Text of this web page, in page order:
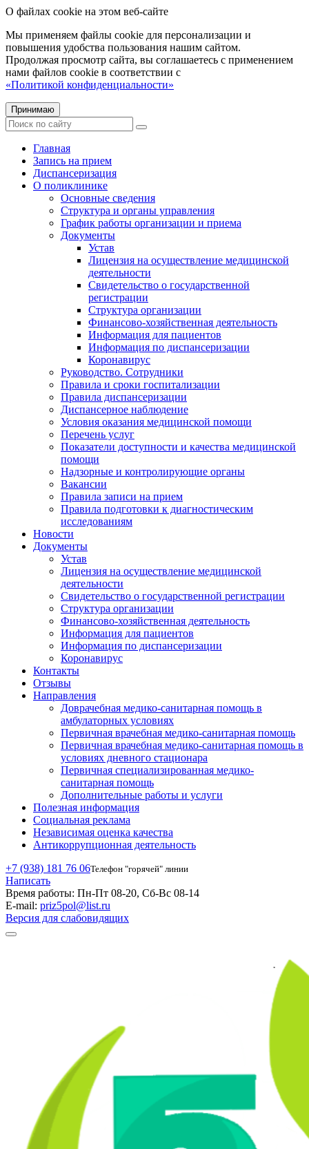
О файлах cookie на этом веб-сайте
Мы применяем файлы cookie для персонализации и
повышения удобства пользования нашим сайтом.
Продолжая просмотр сайта, вы соглашаетесь с применением
нами файлов cookie в соответствии с
«Политикой конфиденциальности»
Принимаю
Главная
Запись на прием
Диспансеризация
О поликлинике
Основные сведения
Структура и органы управления
График работы организации и приема
Документы
Устав
Лицензия на осуществление медицинской
деятельности
Свидетельство о государственной
регистрации
Структура организации
Финансово-хозяйственная деятельность
Информация для пациентов
Информация по диспансеризации
Коронавирус
Руководство. Сотрудники
Правила и сроки госпитализации
Правила диспансеризации
Диспансерное наблюдение
Условия оказания медицинской помощи
Перечень услуг
Показатели доступности и качества медицинской
помощи
Надзорные и контролирующие органы
Вакансии
Правила записи на прием
Правила подготовки к диагностическим
исследованиям
Новости
Документы
Устав
Лицензия на осуществление медицинской
деятельности
Свидетельство о государственной регистрации
Структура организации
Финансово-хозяйственная деятельность
Информация для пациентов
Информация по диспансеризации
Коронавирус
Контакты
Отзывы
Направления
Доврачебная медико-санитарная помощь в
амбулаторных условиях
Первичная врачебная медико-санитарная помощь
Первичная врачебная медико-санитарная помощь в
условиях дневного стационара
Первичная специализированная медико-
санитарная помощь
Дополнительные работы и услуги
Полезная информация
Социальная реклама
Независимая оценка качества
Антикоррупционная деятельность
+7 (938) 181 76 06Телефон "горячей" линии
Написать
Время работы: Пн-Пт 08-20, Сб-Вс 08-14
E-mail: priz5pol@list.ru
Версия для слабовидящих